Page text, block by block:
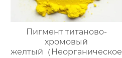
Пигмент титаново-
хромовый
желтый（Неорганическое